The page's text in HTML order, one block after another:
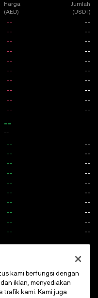
Harga
(AED)
Jumlah
(USDT)
--
--
kami berfungsi dengan
iklan, menyediakan
trafik kami. Kami juga